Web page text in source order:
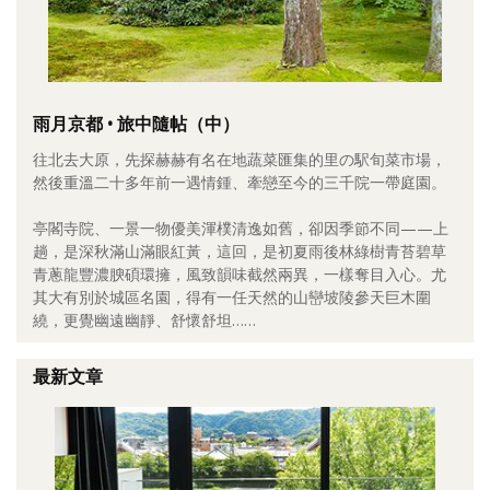
書房集
日記簿
餐桌週記
享樂隨手拍
影音區
創意出版服務
關於Yilan
個人著作
活動實況記錄
雨月京都 • 旅中隨帖（中）
往北去大原，先探赫赫有名在地蔬菜匯集的里の駅旬菜市場，
然後重溫二十多年前一遇情鍾、牽戀至今的三千院一帶庭園。
亭閣寺院、一景一物優美渾樸清逸如舊，卻因季節不同——上
趟，是深秋滿山滿眼紅黃，這回，是初夏雨後林綠樹青苔碧草
青蔥龍豐濃腴碩環擁，風致韻味截然兩異，一樣奪目入心。尤
其大有別於城區名園，得有一任天然的山巒坡陵參天巨木圍
繞，更覺幽遠幽靜、舒懷舒坦……
最新文章